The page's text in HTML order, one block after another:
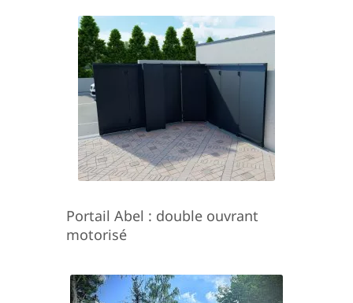
Portail Abel : double ouvrant
motorisé